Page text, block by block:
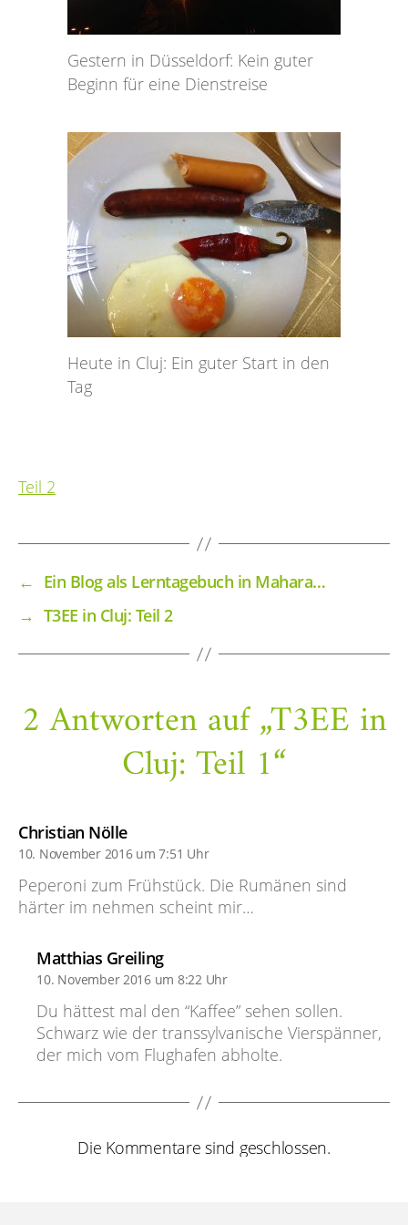
Gestern in Düsseldorf: Kein guter
Beginn für eine Dienstreise
Heute in Cluj: Ein guter Start in den
Tag
Teil 2
← Ein Blog als Lerntagebuch in Mahara…
→ T3EE in Cluj: Teil 2
2 Antworten auf „T3EE in
Cluj: Teil 1“
Christian Nöllesagt:
10. November 2016 um 7:51 Uhr
Peperoni zum Frühstück. Die Rumänen sind
härter im nehmen scheint mir…
Matthias Greilingsagt:
10. November 2016 um 8:22 Uhr
Du hättest mal den “Kaffee” sehen sollen.
Schwarz wie der transsylvanische Vierspänner,
der mich vom Flughafen abholte.
Die Kommentare sind geschlossen.